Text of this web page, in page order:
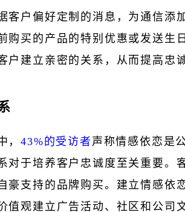
客户偏好定制的消息，为通信添
购买的产品的特别优惠或发送生
户建立亲密的关系，从而提高忠
，43%的受访者 声称情感依恋是
对于培养客户忠诚度至关重要。
豪支持的品牌购买。建立情感依
值观建立广告活动、社区和公司